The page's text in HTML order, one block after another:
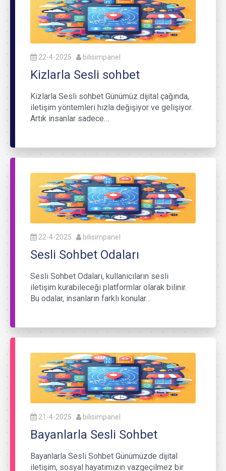
22-4-2025 bilisimpanel
Kizlarla Sesli sohbet
Kizlarla Sesli sohbet Günümüz dijital çağında,
iletişim yöntemleri hızla değişiyor ve gelişiyor.
Artık insanlar sadece…
22-4-2025 bilisimpanel
Sesli Sohbet Odaları
Sesli Sohbet Odaları, kullanıcıların sesli
iletişim kurabileceği platformlar olarak bilinir.
Bu odalar, insanların farklı konular…
21-4-2025 bilisimpanel
Bayanlarla Sesli Sohbet
Bayanlarla Sesli Sohbet Günümüzde dijital
iletişim, sosyal hayatımızın vazgeçilmez bir